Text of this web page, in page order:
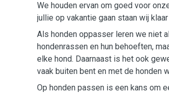
We houden ervan om goed voor
jullie op vakantie gaan staan wij
Als honden oppasser leren we niet
hondenrassen en hun behoeften,
elke hond. Daarnaast is het ook
vaak buiten bent en met de honden
Op honden passen is een kans om